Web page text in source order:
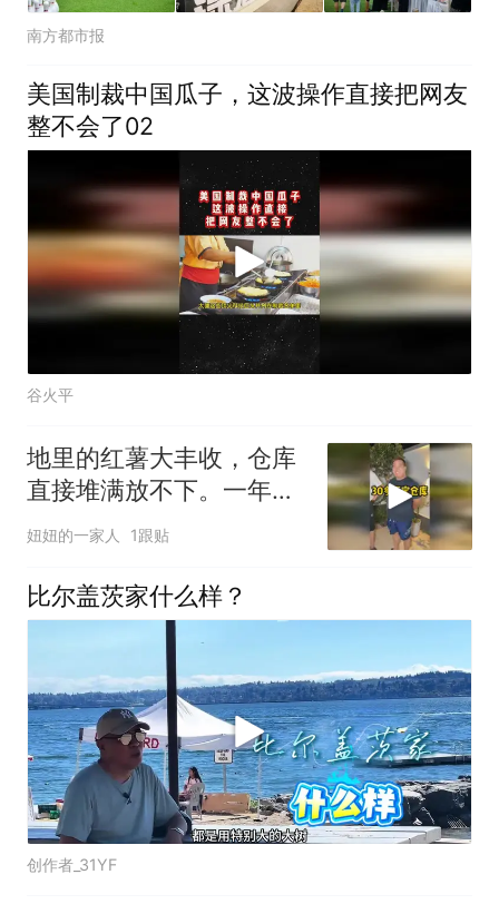
南方都市报
美国制裁中国瓜子，这波操作直接把网友
整不会了02
谷火平
地里的红薯大丰收，仓库
直接堆满放不下。一年的
租金算下来真不少。去找
们种的农产品多，以后经
常要存放货物是刚需
妞妞的一家人 1跟贴
比尔盖茨家什么样？
创作者_31YF